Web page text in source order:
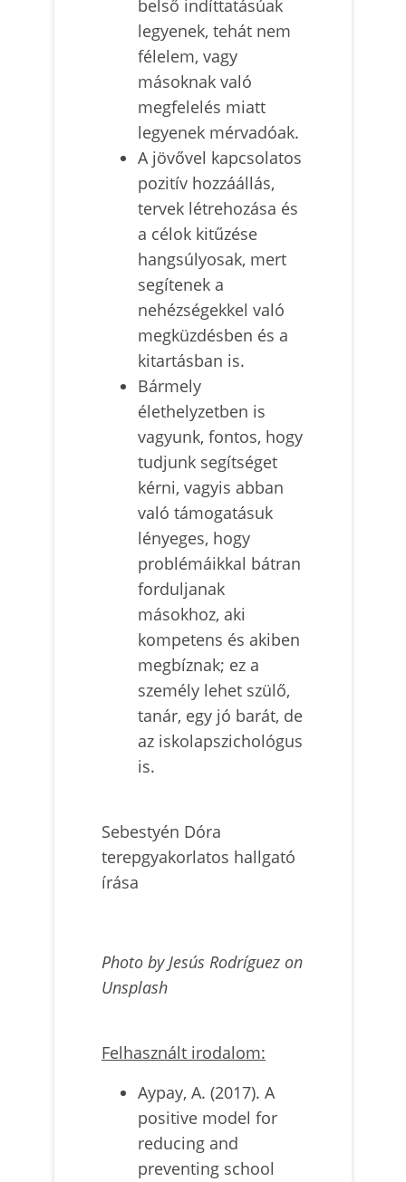
belső indíttatásúak
legyenek, tehát nem
félelem, vagy
másoknak való
megfelelés miatt
legyenek mérvadóak.
A jövővel kapcsolatos
pozitív hozzáállás,
tervek létrehozása és
a célok kitűzése
hangsúlyosak, mert
segítenek a
nehézségekkel való
megküzdésben és a
kitartásban is.
Bármely
élethelyzetben is
vagyunk, fontos, hogy
tudjunk segítséget
kérni, vagyis abban
való támogatásuk
lényeges, hogy
problémáikkal bátran
forduljanak
másokhoz, aki
kompetens és akiben
megbíznak; ez a
személy lehet szülő,
tanár, egy jó barát, de
az iskolapszichológus
is.
Sebestyén Dóra
terepgyakorlatos hallgató
írása
Photo by Jesús Rodríguez on
Unsplash
Felhasznált irodalom:
Aypay, A. (2017). A
positive model for
reducing and
preventing school